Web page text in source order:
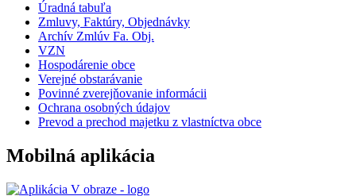
Úradná tabuľa
Zmluvy, Faktúry, Objednávky
Archív Zmlúv Fa. Obj.
VZN
Hospodárenie obce
Verejné obstarávanie
Povinné zverejňovanie informácii
Ochrana osobných údajov
Prevod a prechod majetku z vlastníctva obce
Mobilná aplikácia